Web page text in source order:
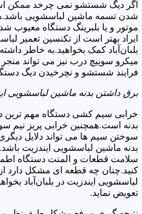
اگر دیگ شستشو نمی چرخد ممکن
شدن تسمه ماشین لباسشویی
موتور و یا بلبرینگ دستگاه معیوب
ایراد بهتر است از تکنسین تعمیر
بلبان‌آباد کمک بخواهید.به خاطر
میکرو سوییچ درب نیز می تواند
فرایند شستشو و نچرخیدن دیگ
برق داشتن بدنه ماشین لباسشویی
خرابی سیم کشی دستگاه مهم ترین
بدنه است.همچنین خرابی پریز نیم
سوختن سیم ها می تواند دلایل
بدنه ماشین لباسشویی ایندزیت
سلامت قطعات و المنت دستگاه
کنید.چنان چه قطعه ای مشکل دارد
لباسشویی ایندزیت در بلبان‌آباد
تعویض نماید.